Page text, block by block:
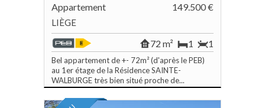
Appartement 149.500 €
LIÈGE
1
1
72 m²
Bel appartement de +- 72m² (d'après le PEB)
au 1er étage de la Résidence SAINTE-
WALBURGE très bien situé proche de...